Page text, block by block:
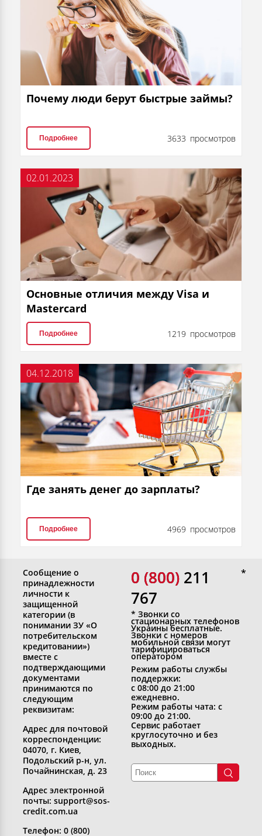
Почему люди берут быстрые займы?
Подробнее 3633 просмотров
02.01.2023
Основные отличия между Visa и
Mastercard
Подробнее 1219 просмотров
04.12.2018
Где занять денег до зарплаты?
Подробнее 4969 просмотров
Сообщение о
принадлежности
личности к
защищенной
категории (в
понимании ЗУ «О
потребительском
кредитовании»)
вместе с
подтверждающими
документами
принимаются по
следующим
реквизитам:
Адрес для почтовой
корреспонденции:
04070, г. Киев,
Подольский р-н, ул.
Почайнинская, д. 23
Адрес электронной
почты: support@sos-
credit.com.ua
Телефон: 0 (800)
0 (800)
0 (800) 211
767
* Звонки со
стационарных телефонов
Украины бесплатные.
Звонки с номеров
мобильной связи могут
тарифицироваться
оператором
Режим работы службы
поддержки:
с 08:00 до 21:00
ежедневно.
Режим работы чата: с
09:00 до 21:00.
Сервис работает
круглосуточно и без
выходных.